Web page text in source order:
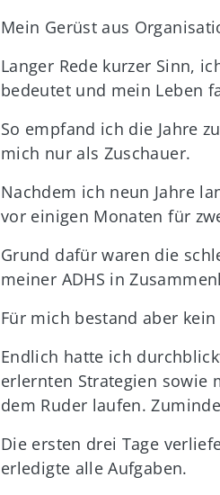
Mein Gerüst aus
Langer Rede kurzer Sinn,
bedeutet und mein Leben
So empfand ich die Jahre
mich nur als Zuschauer.
Nachdem ich neun Jahre
vor einigen Monaten für
Grund dafür waren die
meiner ADHS in
Für mich bestand aber
Endlich hatte ich
erlernten Strategien sowie
dem Ruder laufen.
Die ersten drei Tage
erledigte alle Aufgaben.